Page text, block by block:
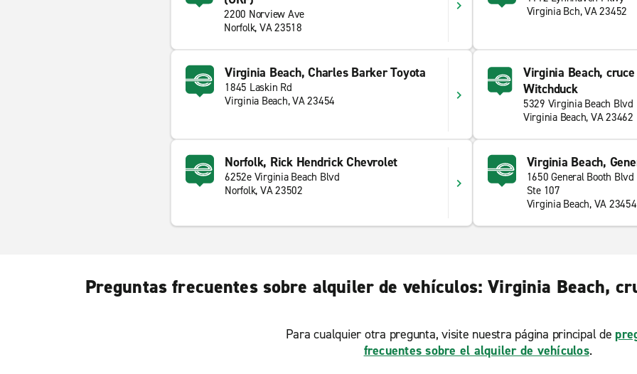
2200 Norview Ave
Norfolk, VA 23518
Virginia Bch, VA 23452
Virginia Beach, Charles Barker Toyota
1845 Laskin Rd
Virginia Beach, VA 23454
Virginia Beach,
Witchduck
5329 Virginia Beach Blvd
Virginia Beach, VA 23462
Norfolk, Rick Hendrick Chevrolet
6252e Virginia Beach Blvd
Norfolk, VA 23502
Virginia Beach,
1650 General Booth Blvd
Ste 107
Virginia Beach, VA 23454
Preguntas frecuentes sobre alquiler de vehículos: Virginia Beach,
Para cualquier otra pregunta, visite nuestra página principal de
frecuentes sobre el alquiler de vehículos.